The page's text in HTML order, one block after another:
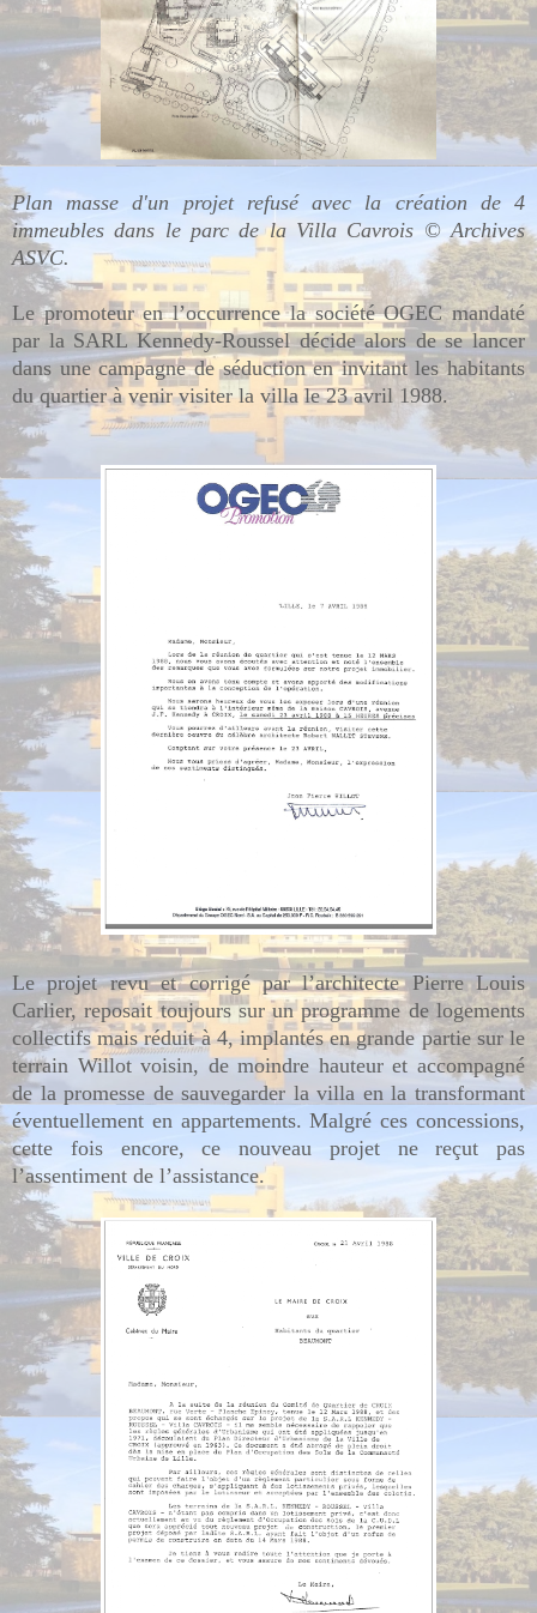
Plan masse d'un projet refusé avec la création de 4
immeubles dans le parc de la Villa Cavrois © Archives
ASVC.
Le promoteur en l’occurrence la société OGEC mandaté
par la SARL Kennedy-Roussel décide alors de se lancer
dans une campagne de séduction en invitantles habitants
du quartierà venir visiter la villa le 23 avril 1988.
Le projet revu et corrigé par l’architecte Pierre Louis
Carlier, reposait toujours sur un programme de logements
collectifs mais réduit à 4, implantés en grande partie sur le
terrain Willot voisin, de moindre hauteur et accompagné
de la promesse de sauvegarder la villa en la transformant
éventuellement en appartements. Malgré ces concessions,
cette fois encore, ce nouveau projet ne reçut pas
l’assentiment de l’assistance.